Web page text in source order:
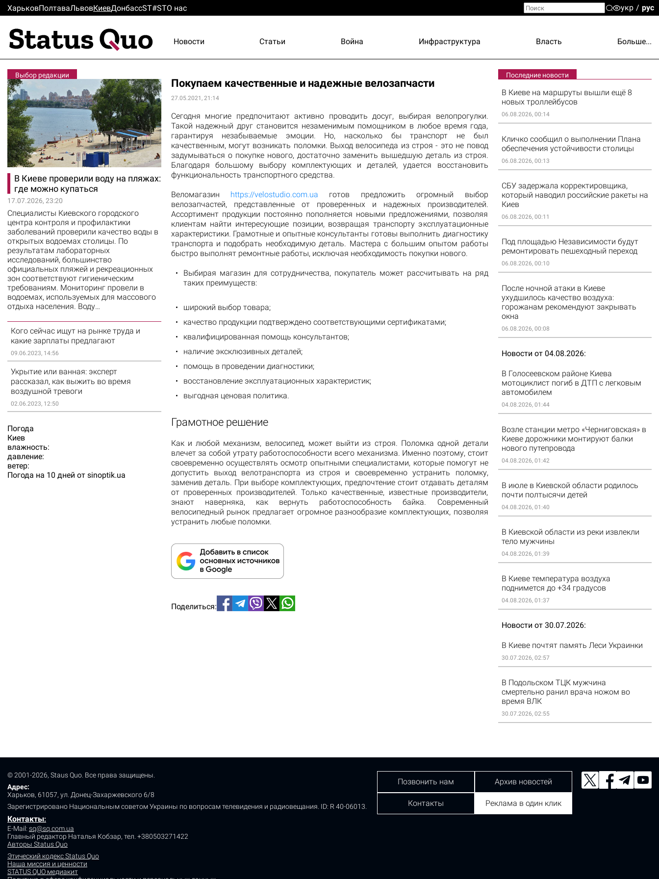
ХарьковПолтаваЛьвовКиевДонбассST#STО нас укр рус
Новости Статьи Война Инфраструктура Власть Больше...
Выбор редакции
В Киеве проверили воду на пляжах:
где можно купаться
17.07.2026, 23:20
Специалисты Киевского городского
центра контроля и профилактики
заболеваний проверили качество воды в
открытых водоемах столицы. По
результатам лабораторных
исследований, большинство
официальных пляжей и рекреационных
зон соответствуют гигиеническим
требованиям. Мониторинг провели в
водоемах, используемых для массового
отдыха населения. Воду…
Кого сейчас ищут на рынке труда и
какие зарплаты предлагают
09.06.2023, 14:56
Укрытие или ванная: эксперт
рассказал, как выжить во время
воздушной тревоги
02.06.2023, 12:50
Погода
Киев
влажность:
давление:
ветер:
Погода на 10 дней от sinoptik.ua
Покупаем качественные и надежные велозапчасти
27.05.2021, 21:14
Сегодня многие предпочитают активно проводить досуг, выбирая велопрогулки.
Такой надежный друг становится незаменимым помощником в любое время года,
гарантируя незабываемые эмоции. Но, насколько бы транспорт не был
качественным, могут возникать поломки. Выход велосипеда из строя - это не повод
задумываться о покупке нового, достаточно заменить вышедшую деталь из строя.
Благодаря большому выбору комплектующих и деталей, удается восстановить
функциональность транспортного средства.
Веломагазин https://velostudio.com.ua готов предложить огромный выбор
велозапчастей, представленные от проверенных и надежных производителей.
Ассортимент продукции постоянно пополняется новыми предложениями, позволяя
клиентам найти интересующие позиции, возвращая транспорту эксплуатационные
характеристики. Грамотные и опытные консультанты готовы выполнить диагностику
транспорта и подобрать необходимую деталь. Мастера с большим опытом работы
быстро выполнят ремонтные работы, исключая необходимость покупки нового.
Выбирая магазин для сотрудничества, покупатель может рассчитывать на ряд
таких преимуществ:
широкий выбор товара;
качество продукции подтверждено соответствующими сертификатами;
квалифицированная помощь консультантов;
наличие эксклюзивных деталей;
помощь в проведении диагностики;
восстановление эксплуатационных характеристик;
выгодная ценовая политика.
Грамотное решение
Как и любой механизм, велосипед, может выйти из строя. Поломка одной детали
влечет за собой утрату работоспособности всего механизма. Именно поэтому, стоит
своевременно осуществлять осмотр опытными специалистами, которые помогут не
допустить выход велотранспорта из строя и своевременно устранить поломку,
заменив деталь. При выборе комплектующих, предпочтение стоит отдавать деталям
от проверенных производителей. Только качественные, известные производители,
знают наверняка, как вернуть работоспособность байка. Современный
велосипедный рынок предлагает огромное разнообразие комплектующих, позволяя
устранить любые поломки.
Поделиться:
Последние новости
В Киеве на маршруты вышли ещё 8
новых троллейбусов
06.08.2026, 00:14
Кличко сообщил о выполнении Плана
обеспечения устойчивости столицы
06.08.2026, 00:13
СБУ задержала корректировщика,
который наводил российские ракеты на
Киев
06.08.2026, 00:11
Под площадью Независимости будут
ремонтировать пешеходный переход
06.08.2026, 00:10
После ночной атаки в Киеве
ухудшилось качество воздуха:
горожанам рекомендуют закрывать
окна
06.08.2026, 00:08
Новости от 04.08.2026
В Голосеевском районе Киева
мотоциклист погиб в ДТП с легковым
автомобилем
04.08.2026, 01:44
Возле станции метро «Черниговская» в
Киеве дорожники монтируют балки
нового путепровода
04.08.2026, 01:42
В июле в Киевской области родилось
почти полтысячи детей
04.08.2026, 01:40
В Киевской области из реки извлекли
тело мужчины
04.08.2026, 01:39
В Киеве температура воздуха
поднимется до +34 градусов
04.08.2026, 01:37
Новости от 30.07.2026
В Киеве почтят память Леси Украинки
30.07.2026, 02:57
В Подольском ТЦК мужчина
смертельно ранил врача ножом во
время ВЛК
30.07.2026, 02:55
© 2001-2026, Staus Quo. Все права защищены.
Адрес:
Харьков, 61057, ул. Донец-Захаржевского 6/8
Зарегистрировано Национальным советом Украины по вопросам телевидения и радиовещания. ID: R 40-06013.
Контакты:
E-Mail: sq@sq.com.ua
Главный редактор Наталья Кобзар, тел. +380503271422
Авторы Status Quo
Этический кодекс Status Quo
Наша миссия и ценности
STATUS QUO медиакит
Позвонить нам Архив новостей
Контакты Реклама в один клик